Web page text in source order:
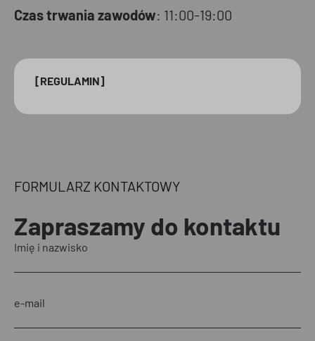
Czas trwania zawodów: 11:00-19:00
[REGULAMIN]
FORMULARZ KONTAKTOWY
Zapraszamy do kontaktu